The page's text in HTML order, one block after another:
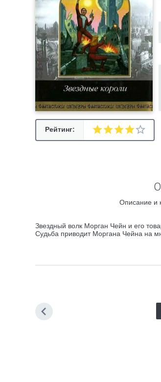
Рейтинг:
Описание и
Звездный волк Морган Чейн и его
Судьба приводит Моргана Чейна на